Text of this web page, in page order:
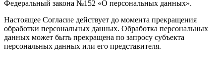
Федеральный закона №152 «О персональных данных».
Настоящее Согласие действует до момента прекращения
обработки персональных данных. Обработка персональных
данных может быть прекращена по запросу субъекта
персональных данных или его представителя.